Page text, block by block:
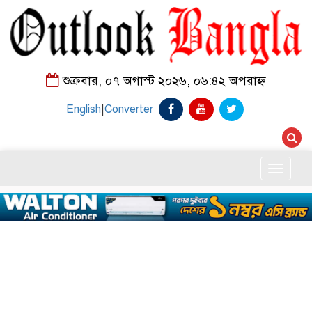
শুক্রবার, ০৭ অগাস্ট ২০২৬, ০৬:৪২ অপরাহ্ন
English|Converter